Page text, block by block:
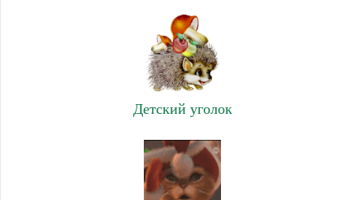
Детский уголок